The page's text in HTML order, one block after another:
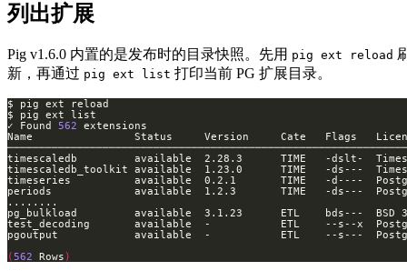
列出扩展
Pig v1.6.0 内置的是发布时的目录快照。先用 pig ext reload
新，再通过 pig ext list 打印当前 PG 扩展目录。
✓ Found 562
timescaledb         available  2.28.3      TIME   -dslt-
timeseries          available  0.2.1       TIME   -d----
periods             available  1.2.3       TIME   -ds---
pg_bulkload         available  3.1.23      ETL    bds---  BSD
test_decoding       available  -           ETL    --s--x
( 562 Rows )